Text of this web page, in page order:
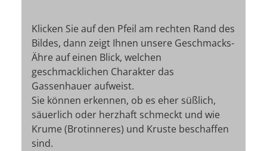
Klicken Sie auf den Pfeil am rechten Rand des
Bildes, dann zeigt Ihnen unsere Geschmacks-
Ähre auf einen Blick, welchen
geschmacklichen Charakter das
Gassenhauer aufweist.
Sie können erkennen, ob es eher süßlich,
säuerlich oder herzhaft schmeckt und wie
Krume (Brotinneres) und Kruste beschaffen
sind.